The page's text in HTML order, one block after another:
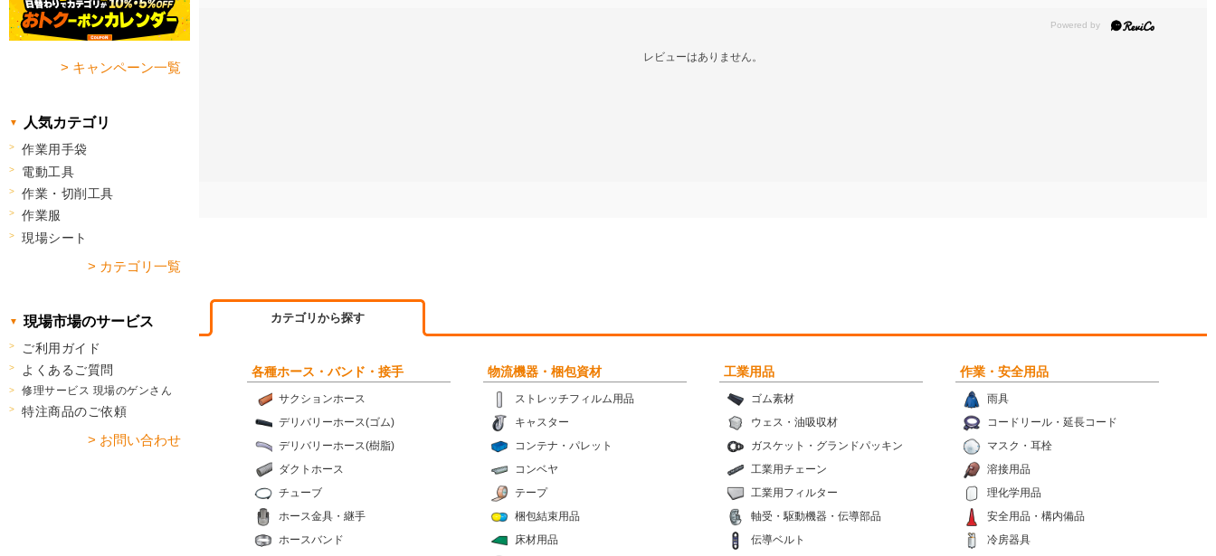
レビューはありません。
カテゴリから探す
各種ホース・バンド・接手
サクションホース
デリバリーホース(ゴム)
デリバリーホース(樹脂)
ダクトホース
チューブ
ホース金具・継手
ホースバンド
物流機器・梱包資材
ストレッチフィルム用品
キャスター
コンテナ・パレット
コンベヤ
テープ
梱包結束用品
床材用品
工業用品
ゴム素材
ウェス・油吸収材
ガスケット・グランドパッキン
工業用チェーン
工業用フィルター
軸受・駆動機器・伝導部品
伝導ベルト
作業・安全用品
雨具
コードリール・延長コード
マスク・耳栓
溶接用品
理化学用品
安全用品・構内備品
冷房器具
> キャンペーン一覧
人気カテゴリ
作業用手袋
電動工具
作業・切削工具
作業服
現場シート
> カテゴリ一覧
現場市場のサービス
ご利用ガイド
よくあるご質問
修理サービス 現場のゲンさん
特注商品のご依頼
> お問い合わせ